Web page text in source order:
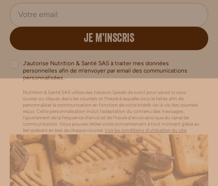
JE M’INSCRIS
J’autorise Nutrition & Santé SAS à traiter mes données
personnelles afin de m’envoyer par email des communications
personnalisées.
Nutrition & Santé SAS utilise des traceurs (pixels de suivi) pour savoir si vous
ouvrez ou cliquez dans les courriels et l’heure à laquelle vous le faites afin de
personnaliser la communication en fonction de votre intérêt vis-à-vis des courriels
reçus. Cette personnalisation inclut l’adaptation du contenu des messages,
l'ajustement de la fréquence d’envoi et de l’heure d’envoi ainsi que du canal de
communication. Vous pouvez retirer votre consentement à tout moment grâce au
lien présent en bas de chaque courriel.Voir les conditions d'utilisation du site